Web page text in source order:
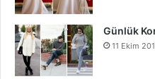
Günlük
11 Ekim